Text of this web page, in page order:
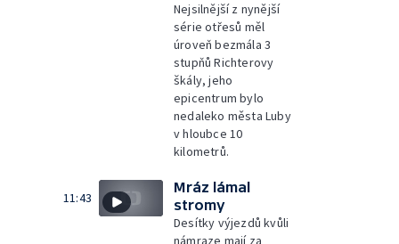
Nejsilnější z nynější
série otřesů měl
úroveň bezmála 3
stupňů Richterovy
škály, jeho
epicentrum bylo
nedaleko města Luby
v hloubce 10
kilometrů.
11:43
Mráz lámal
stromy
Desítky výjezdů kvůli
námraze mají za